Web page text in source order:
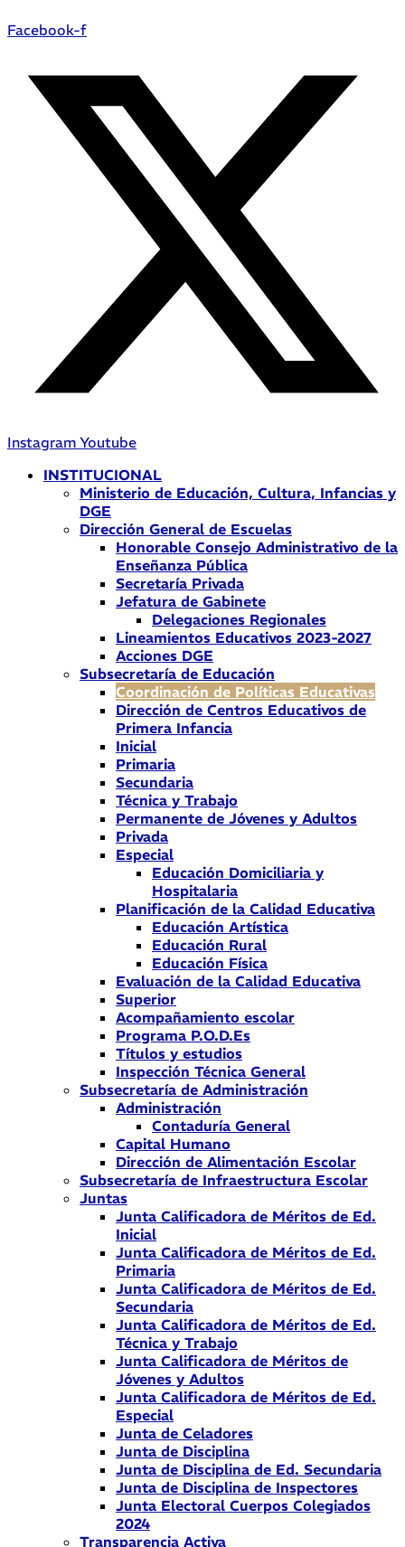
Facebook-f
Instagram Youtube
INSTITUCIONAL
Ministerio de Educación, Cultura, Infancias y
DGE
Dirección General de Escuelas
Honorable Consejo Administrativo de la
Enseñanza Pública
Secretaría Privada
Jefatura de Gabinete
Delegaciones Regionales
Lineamientos Educativos 2023-2027
Acciones DGE
Subsecretaría de Educación
Coordinación de Políticas Educativas
Dirección de Centros Educativos de
Primera Infancia
Inicial
Primaria
Secundaria
Técnica y Trabajo
Permanente de Jóvenes y Adultos
Privada
Especial
Educación Domiciliaria y
Hospitalaria
Planificación de la Calidad Educativa
Educación Artística
Educación Rural
Educación Física
Evaluación de la Calidad Educativa
Superior
Acompañamiento escolar
Programa P.O.D.Es
Títulos y estudios
Inspección Técnica General
Subsecretaría de Administración
Administración
Contaduría General
Capital Humano
Dirección de Alimentación Escolar
Subsecretaría de Infraestructura Escolar
Juntas
Junta Calificadora de Méritos de Ed.
Inicial
Junta Calificadora de Méritos de Ed.
Primaria
Junta Calificadora de Méritos de Ed.
Secundaria
Junta Calificadora de Méritos de Ed.
Técnica y Trabajo
Junta Calificadora de Méritos de
Jóvenes y Adultos
Junta Calificadora de Méritos de Ed.
Especial
Junta de Celadores
Junta de Disciplina
Junta de Disciplina de Ed. Secundaria
Junta de Disciplina de Inspectores
Junta Electoral Cuerpos Colegiados
2024
Transparencia Activa